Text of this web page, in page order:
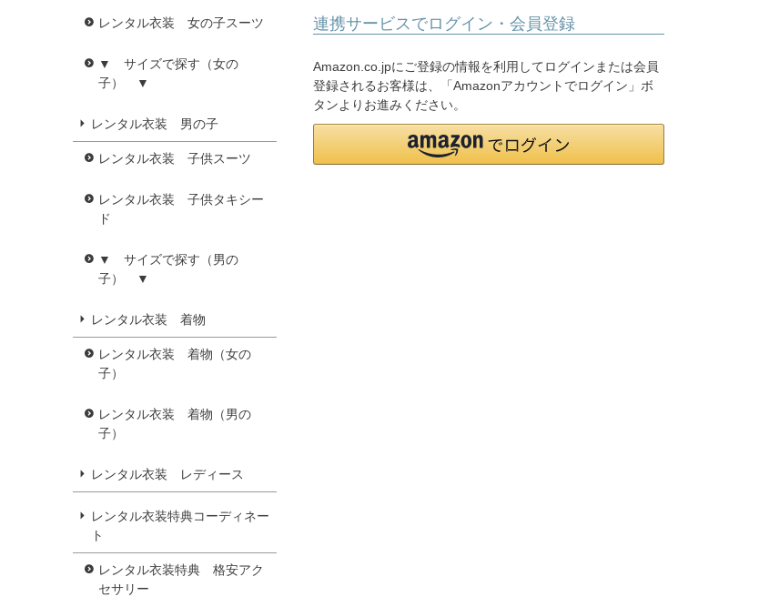
レンタル衣装 女の子スーツ
▼ サイズで探す（女の
子） ▼
レンタル衣装 男の子
レンタル衣装 子供スーツ
レンタル衣装 子供タキシー
ド
▼ サイズで探す（男の
子） ▼
レンタル衣装 着物
レンタル衣装 着物（女の
子）
レンタル衣装 着物（男の
子）
レンタル衣装 レディース
レンタル衣装特典コーディネー
ト
レンタル衣装特典 格安アク
セサリー
連携サービスでログイン・会員登録
Amazon.co.jpにご登録の情報を利用してログインまたは会員
登録されるお客様は、「Amazonアカウントでログイン」ボ
タンよりお進みください。